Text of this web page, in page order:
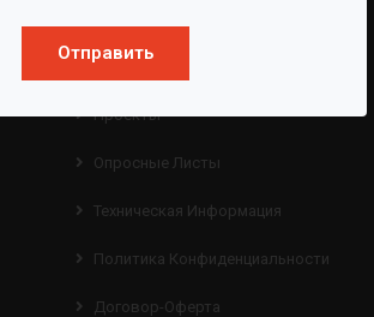
Отправить
Услуги
Проекты
Опросные Листы
Техническая Информация
Политика Конфиденциальности
Договор-Оферта